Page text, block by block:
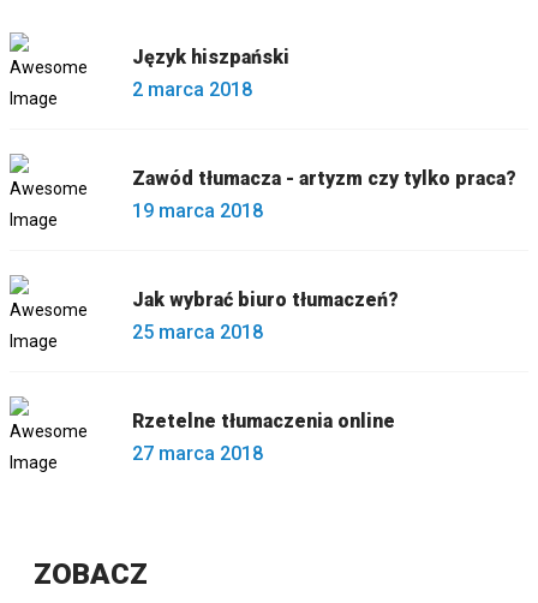
Język hiszpański
2 marca 2018
Zawód tłumacza - artyzm czy tylko praca?
19 marca 2018
Jak wybrać biuro tłumaczeń?
25 marca 2018
Rzetelne tłumaczenia online
27 marca 2018
ZOBACZ